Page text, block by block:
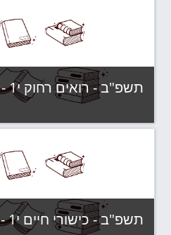
תשפ"ב - רואים רחוק י1 - [7221]
תשפ"ב - קבוצות לימוד
תשפ"ב - כישורי חיים י1 - [7222]